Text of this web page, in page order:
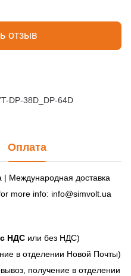
отзыв
DP-38D_DP-64D
Оплата
Международная доставка
more info: info@simvolt.ua
с НДС или без НДС)
в отделении Новой Почты)
получение в отделении